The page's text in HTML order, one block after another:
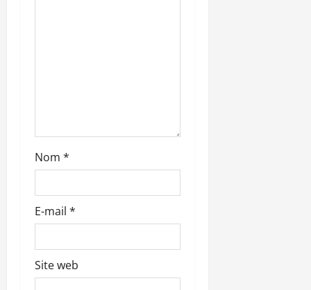
e
Nom *
E-mail *
Site web